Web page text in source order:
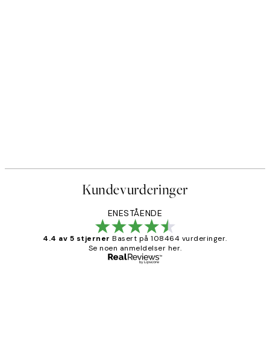
Kundevurderinger
ENESTÅENDE
4.4 av 5 stjerner Basert på 108464 vurderinger.
Se noen anmeldelser her.